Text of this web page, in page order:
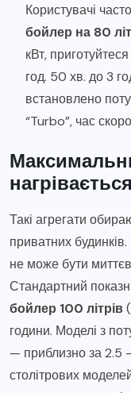
Користувачі
бойлер на 80
кВт,
год. 50 хв. до 3
встановлено
“Turbo”, час
Такі агрегати
приватних
не може бути
Стандартний
бойлер 100 літрів
години. Моделі з
— приблизно за 2.5
столітрових